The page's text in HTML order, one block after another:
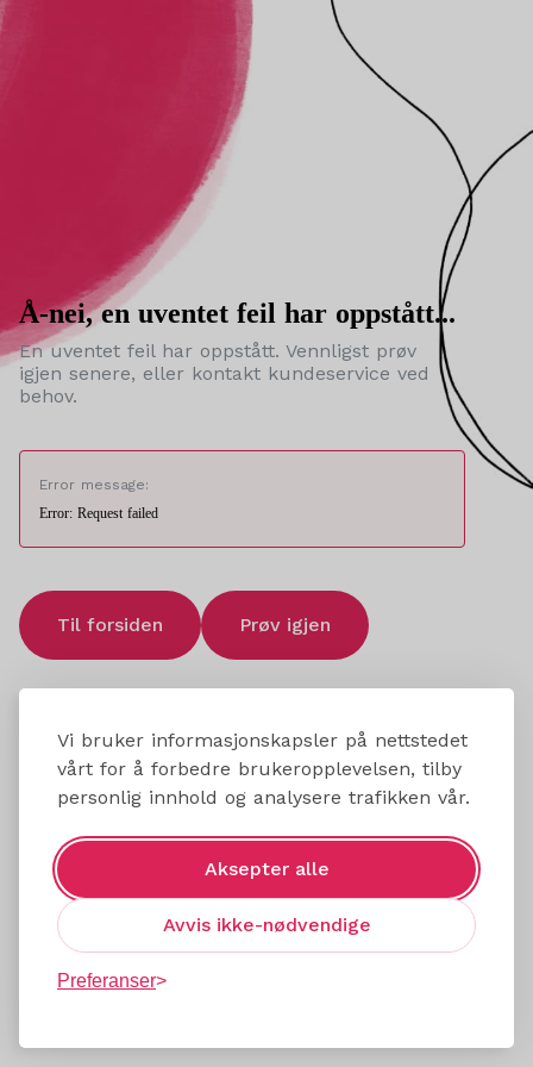
Vi bruker informasjonskapsler på nettstedet
vårt for å forbedre brukeropplevelsen, tilby
personlig innhold og analysere trafikken vår.
Aksepter alle
Avvis ikke-nødvendige
Preferanser
Å-nei, en uventet feil har oppstått...
En uventet feil har oppstått. Vennligst prøv
igjen senere, eller kontakt kundeservice ved
behov.
Error message:
Error: Request failed
Til forsiden Prøv igjen